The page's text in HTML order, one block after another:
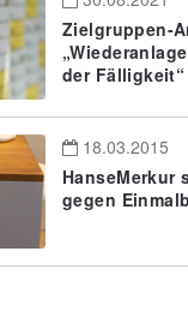
Zielgruppen-
der Fälligkeit“
18.03.2015
HanseMerkur
gegen